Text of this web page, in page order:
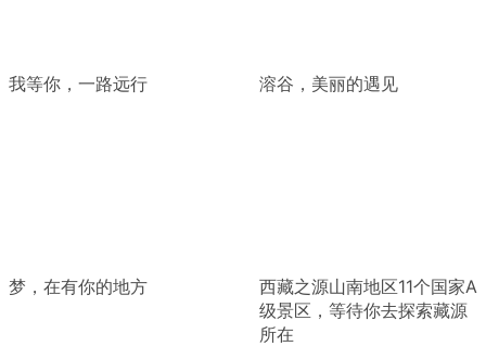
我等你，一路远行 溶谷，美丽的遇见
梦，在有你的地方
西藏之源山南地区11个国家A
级景区，等待你去探索藏源
所在